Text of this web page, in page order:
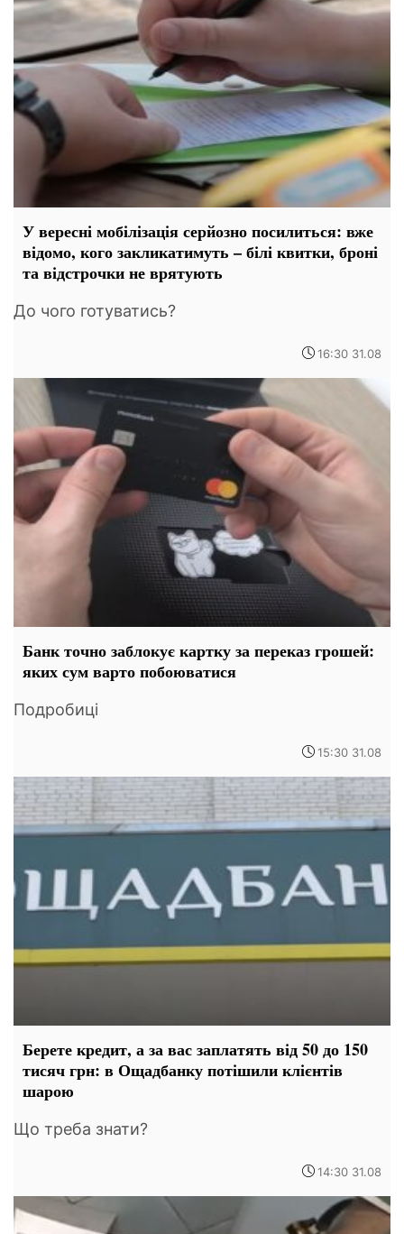
У вересні мобілізація серйозно посилиться: вже
відомо, кого закликатимуть – білі квитки, броні
та відстрочки не врятують
До чого готуватись?
16:30 31.08
Банк точно заблокує картку за переказ грошей:
яких сум варто побоюватися
Подробиці
15:30 31.08
Берете кредит, а за вас заплатять від 50 до 150
тисяч грн: в Ощадбанку потішили клієнтів
шарою
Що треба знати?
14:30 31.08